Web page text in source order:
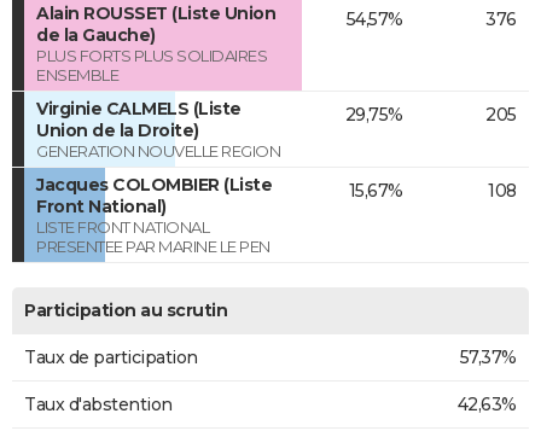
Alain ROUSSET (Liste Union
de la Gauche)
PLUS FORTS PLUS SOLIDAIRES
ENSEMBLE
54,57% 376
Virginie CALMELS (Liste
Union de la Droite)
GENERATION NOUVELLE REGION
29,75% 205
Jacques COLOMBIER (Liste
Front National)
LISTE FRONT NATIONAL
PRESENTEE PAR MARINE LE PEN
15,67% 108
Participation au scrutin
Taux de participation 57,37%
Taux d'abstention 42,63%